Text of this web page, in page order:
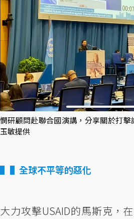
憫研顧問赴聯合國演講，分享關於打
玉敏提供
▌全球不平等的惡化
大力攻擊USAID的馬斯克，